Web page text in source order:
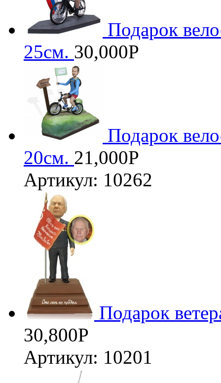
Подарок
25см. 30,000Р
Подарок
20см. 21,000Р
Артикул: 10262
Подарок
30,800Р
Артикул: 10201